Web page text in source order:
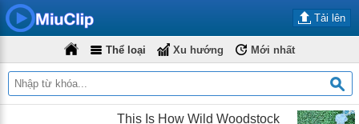
Tải lên
Thể loại Xu hướng Mới nhất